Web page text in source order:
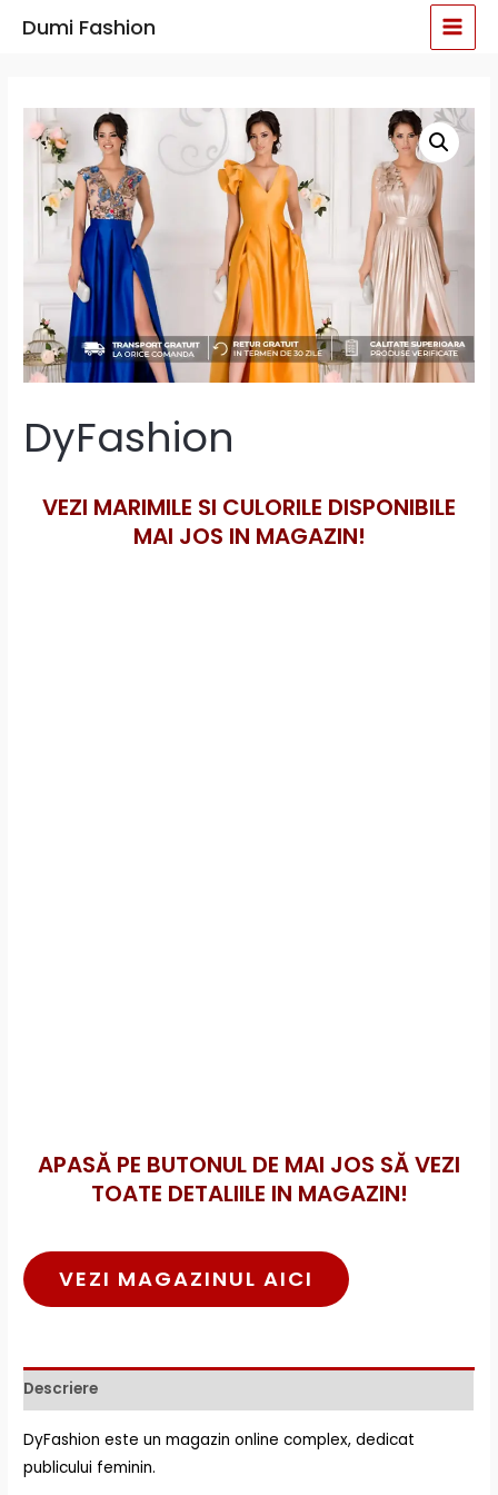
Dumi Fashion
DyFashion
VEZI MARIMILE SI CULORILE DISPONIBILE
MAI JOS IN MAGAZIN!
APASĂ PE BUTONUL DE MAI JOS SĂ VEZI
TOATE DETALIILE IN MAGAZIN!
VEZI MAGAZINUL AICI
Descriere
DyFashion este un magazin online complex, dedicat
publicului feminin.